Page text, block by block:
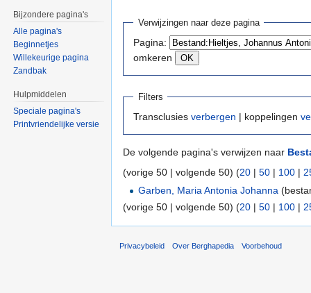
Verwijzingen naar deze pagina
Pagina:
omkeren
Filters
Transclusies verbergen | koppelingen
De volgende pagina's verwijzen naar
(vorige 50 | volgende 50) (20 | 50 | 100 |
Garben, Maria Antonia Johanna
(vorige 50 | volgende 50) (20 | 50 | 100 |
Bijzondere pagina's
Alle pagina's
Beginnetjes
Willekeurige pagina
Zandbak
Hulpmiddelen
Speciale pagina's
Printvriendelijke versie
Privacybeleid Over Berghapedia Voorbehoud